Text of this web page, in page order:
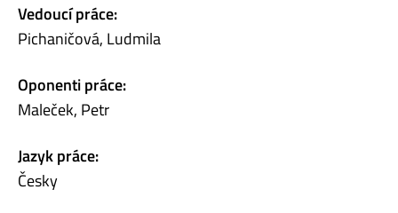
Vedoucí práce:
Pichaničová, Ludmila
Oponenti práce:
Maleček, Petr
Jazyk práce:
Česky